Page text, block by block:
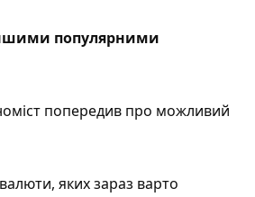
популярними
попередив про можливий
яких зараз варто